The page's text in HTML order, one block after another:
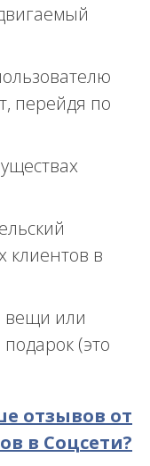
перейдя по
клиентов в
вещи или
(это
отзывов от
в Соцсети?